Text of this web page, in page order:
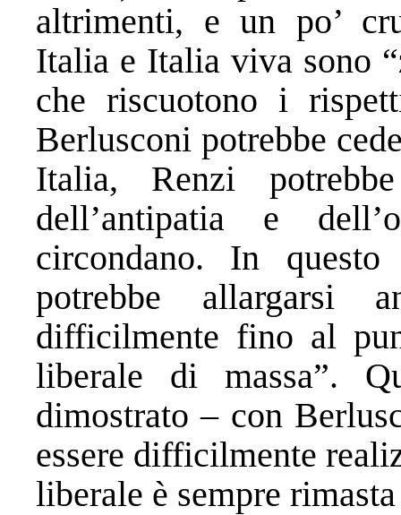
altrimenti, e un po’
Italia e Italia viva sono
che riscuotono i
Berlusconi potrebbe
Italia, Renzi
dell’antipatia e
circondano. In
potrebbe allargarsi
difficilmente fino al
liberale di massa”.
dimostrato – con
essere difficilmente
liberale è sempre